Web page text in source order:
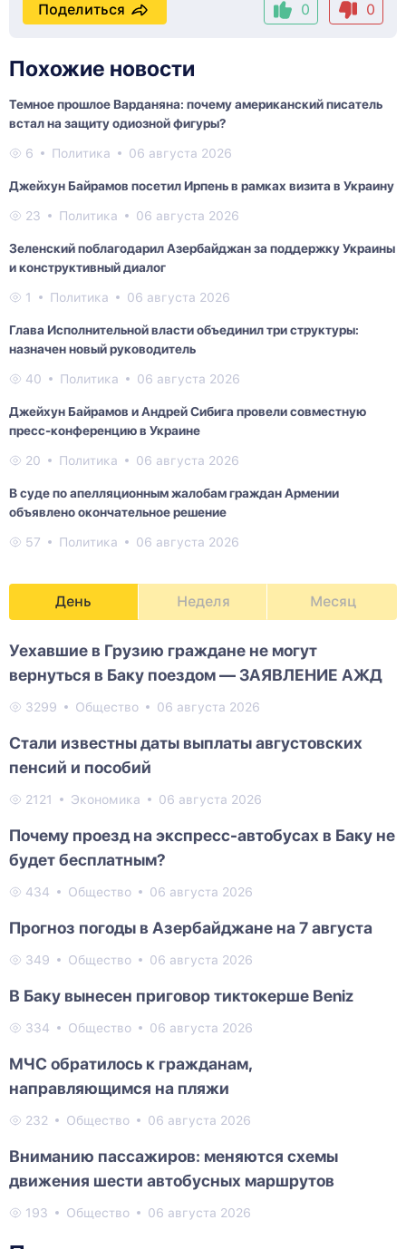
0 0
Поделиться
Похожие новости
Темное прошлое Варданяна: почему американский писатель
встал на защиту одиозной фигуры?
6 Политика 06 августа 2026
Джейхун Байрамов посетил Ирпень в рамках визита в Украину
23 Политика 06 августа 2026
Зеленский поблагодарил Азербайджан за поддержку Украины
и конструктивный диалог
1 Политика 06 августа 2026
Глава Исполнительной власти объединил три структуры:
назначен новый руководитель
40 Политика 06 августа 2026
Джейхун Байрамов и Андрей Сибига провели совместную
пресс-конференцию в Украине
20 Политика 06 августа 2026
В суде по апелляционным жалобам граждан Армении
объявлено окончательное решение
57 Политика 06 августа 2026
День Неделя Месяц
Уехавшие в Грузию граждане не могут
вернуться в Баку поездом — ЗАЯВЛЕНИЕ АЖД
3299 Общество 06 августа 2026
Стали известны даты выплаты августовских
пенсий и пособий
2121 Экономика 06 августа 2026
Почему проезд на экспресс-автобусах в Баку не
будет бесплатным?
434 Общество 06 августа 2026
Прогноз погоды в Азербайджане на 7 августа
349 Общество 06 августа 2026
В Баку вынесен приговор тиктокерше Beniz
334 Общество 06 августа 2026
МЧС обратилось к гражданам,
направляющимся на пляжи
232 Общество 06 августа 2026
Вниманию пассажиров: меняются схемы
движения шести автобусных маршрутов
193 Общество 06 августа 2026